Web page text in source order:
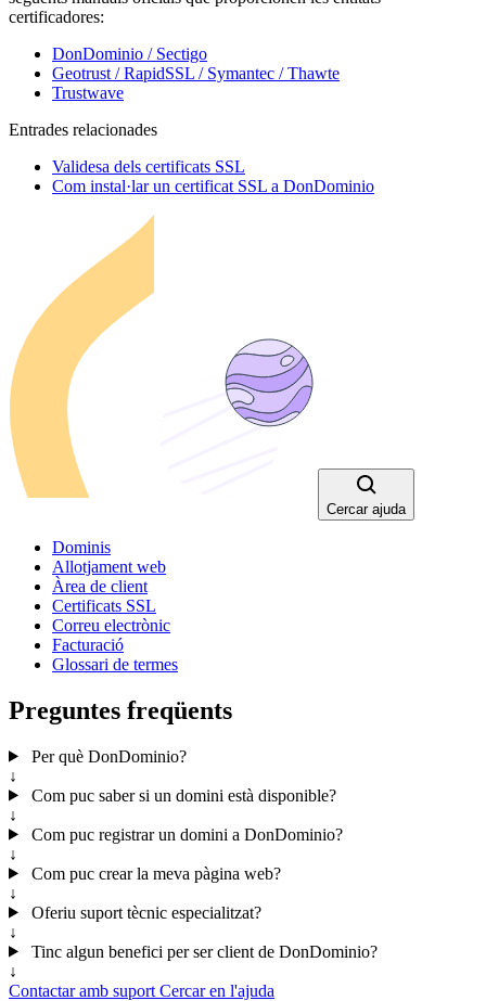
certificadores:
DonDominio / Sectigo
Geotrust / RapidSSL / Symantec / Thawte
Trustwave
Entrades relacionades
Validesa dels certificats SSL
Com instal·lar un certificat SSL a DonDominio
Cercar ajuda
Dominis
Allotjament web
Àrea de client
Certificats SSL
Correu electrònic
Facturació
Glossari de termes
Preguntes freqüents
Per què DonDominio?
↓
Com puc saber si un domini està disponible?
↓
Com puc registrar un domini a DonDominio?
↓
Com puc crear la meva pàgina web?
↓
Oferiu suport tècnic especialitzat?
↓
Tinc algun benefici per ser client de DonDominio?
↓
Contactar amb suport Cercar en l'ajuda